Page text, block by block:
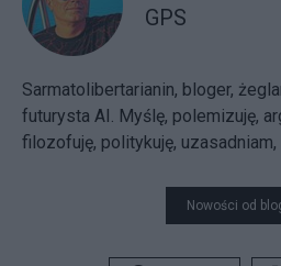
GPS
Sarmatolibertarianin, bloger,
futurysta AI. Myślę, polemizuję,
filozofuję, politykuję, uzasadniam,
Nowości od